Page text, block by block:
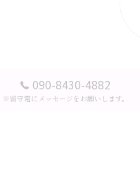
090-8430-4882
※留守電にメッセージをお願いします。
© 2026 広島県広島市のリラク